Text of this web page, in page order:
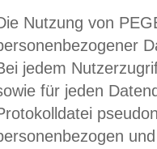
Nutzung von
jedem
für jeden